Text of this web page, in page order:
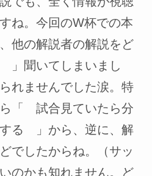
ね。今回のW杯での本
他の解説者の解説をど
聞いてしまいまし
れませんでした涙。特
「 試合見ていたら分
る 」から、逆に、解
でしたからね。（サッ
のかも知れません。ど